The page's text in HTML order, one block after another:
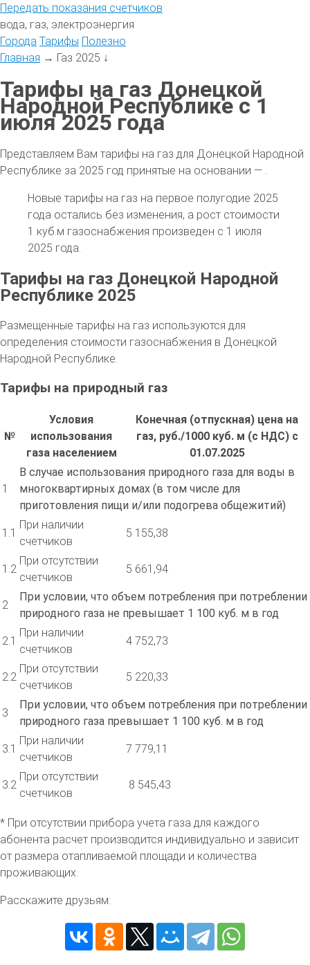
Передать показания счетчиков
вода, газ, электроэнергия
Города Тарифы Полезно
Главная → Газ 2025 ↓
Тарифы на газ Донецкой
Народной Республике с 1
июля 2025 года
Представляем Вам тарифы на газ для Донецкой Народной
Республике за 2025 год принятые на основании — .
Новые тарифы на газ на первое полугодие 2025
года остались без изменения, а рост стоимости
1 куб.м газоснабжения произведен с 1 июля
2025 года.
Тарифы на газ Донецкой Народной
Республике 2025
Размещенные тарифы на газ используются для
определения стоимости газоснабжения в Донецкой
Народной Республике.
Тарифы на природный газ
№
Условия
использования
газа населением
Конечная (отпускная) цена на
газ, pyб./1000 куб. м (с НДС) с
01.07.2025
1
В случае использования природного газа для воды в
многоквартирных домах (в том числе для
приготовления пищи и/или подогрева общежитий)
1.1
При наличии
счетчиков
5 155,38
1.2
При отсутствии
счетчиков
5 661,94
2
При условии, что объем потребления при потреблении
природного газа не превышает 1 100 куб. м в год
2.1
При наличии
счетчиков
4 752,73
2.2
При отсутствии
счетчиков
5 220,33
3
При условии, что объем потребления при потреблении
природного газа превышает 1 100 куб. м в год
3.1
При наличии
счетчиков
7 779,11
3.2
При отсутствии
счетчиков
8 545,43
* При отсутствии прибора учета газа для каждого
абонента расчет производится индивидуально и зависит
от размера отапливаемой площади и количества
проживающих.
Расскажите друзьям: